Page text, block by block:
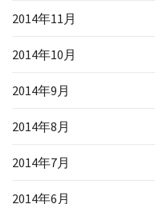
2014年11月
2014年10月
2014年9月
2014年8月
2014年7月
2014年6月